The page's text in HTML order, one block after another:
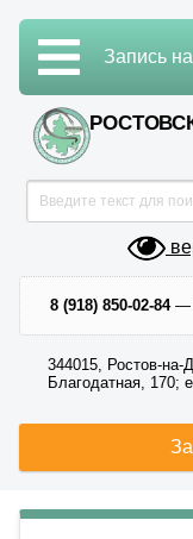
8 (918) 850-02-84—
344015, Ростов-
Благодатная, 170;
Запись